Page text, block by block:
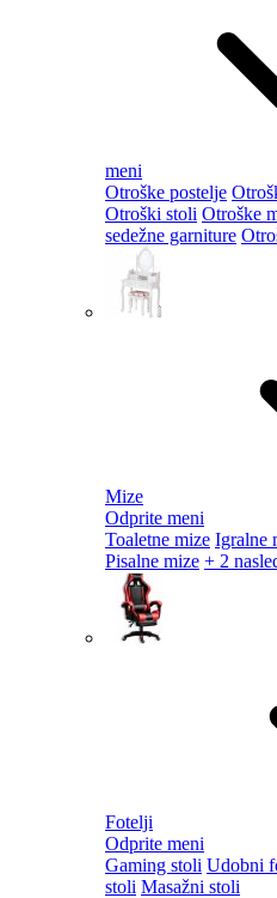
meni
Otroške postelje
Otroški stoli Otroške
sedežne garniture
Mize
Odprite meni
Toaletne mize Igralne
Pisalne mize + 2
Fotelji
Odprite meni
Gaming stoli Udobni
stoli Masažni stoli